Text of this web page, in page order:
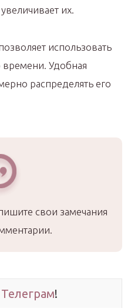
их.
использовать
времени. Удобная
распределять его
свои замечания
Телеграм!